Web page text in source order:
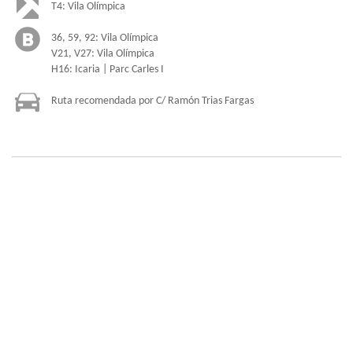
T4: Vila Olímpica
36, 59, 92: Vila Olímpica
V21, V27: Vila Olímpica
H16: Icaria | Parc Carles I
Ruta recomendada por C/ Ramón Trias Fargas